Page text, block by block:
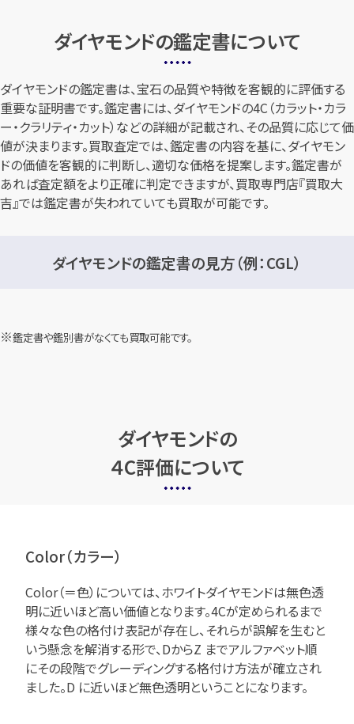
ダイヤモンドの鑑定書について
ダイヤモンドの鑑定書は、宝石の品質や特徴を客観的に評価する
重要な証明書です。鑑定書には、ダイヤモンドの4C（カラット・カラ
ー・クラリティ・カット）などの詳細が記載され、その品質に応じて価
値が決まります。買取査定では、鑑定書の内容を基に、ダイヤモン
ドの価値を客観的に判断し、適切な価格を提案します。鑑定書が
あれば査定額をより正確に判定できますが、買取専門店『買取大
吉』では鑑定書が失われていても買取が可能です。
ダイヤモンドの鑑定書の見方（例：CGL）
鑑定書や鑑別書がなくても買取可能です。
ダイヤモンドの
４C評価について
Color（カラー）
Color（＝色）については、ホワイトダイヤモンドは無色透
明に近いほど高い価値となります。4Cが定められるまで
様々な色の格付け表記が存在し、それらが誤解を生むと
いう懸念を解消する形で、DからZ までアルファベット順
にその段階でグレーディングする格付け方法が確立され
ました。D に近いほど無色透明ということになります。